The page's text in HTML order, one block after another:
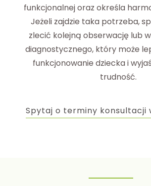
funkcjonalnej oraz określa
Jeżeli zajdzie taka potrzeba,
zlecić kolejną obserwację lub
diagnostycznego, który może
funkcjonowanie dziecka i
trudność.
Spytaj o terminy konsultacji